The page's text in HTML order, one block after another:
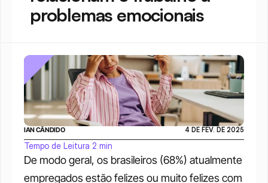
problemas emocionais
De modo geral, os brasileiros (68%) atualmente
empregados estão felizes ou muito felizes com
IAN CÂNDIDO 4 DE FEV. DE 2025
Tempo de Leitura 2 min